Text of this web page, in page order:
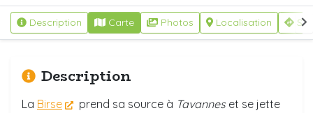
Description Carte Photos Localisation S'y
Description
La Birse prend sa source à Tavanneset se jette